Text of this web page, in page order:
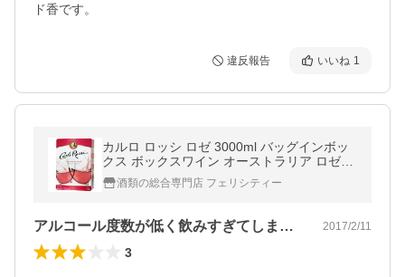
ド香です。
違反報告 いいね 1
カルロ ロッシ ロゼ 3000ml バッグインボッ
クス ボックスワイン オーストラリア ロゼワ
イン 箱ワイン 包装不可 同一商品に限り1梱
包4個まで
酒類の総合専門店 フェリシティー
アルコール度数が低く飲みすぎてしまいま… 2017/2/11
3